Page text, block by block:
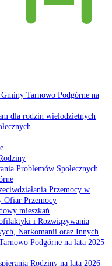
Tarnowo Podgórne na
dla rodzin wielodzietnych
Problemów Społecznych
Przemocy w
Ofiar Przemocy
mieszkań
i Rozwiązywania
Narkomanii oraz Innych
Podgórne na lata 2025-
Rodziny na lata 2026-